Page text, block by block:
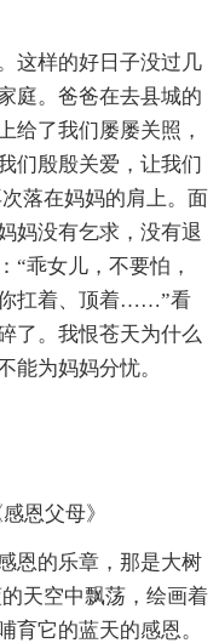
这样的好日子没过几
庭。爸爸在去县城的
给了我们屡屡关照，
们殷殷关爱，让我们
落在妈妈的肩上。面
妈没有乞求，没有退
“乖女儿，不要怕，
扛着、顶着……”看
了。我恨苍天为什么
能为妈妈分忧。
恩父母》
恩的乐章，那是大树
天空中飘荡，绘画着
育它的蓝天的感恩。